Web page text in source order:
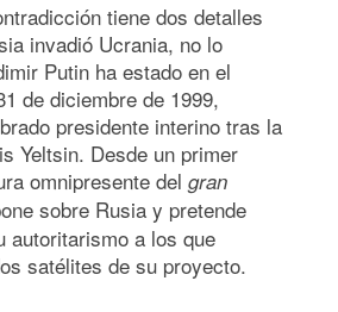
tiene dos detalles
invadió Ucrania, no lo
Putin ha estado en el
de diciembre de 1999,
presidente interino tras la
Yeltsin. Desde un primer
omnipresente del gran
sobre Rusia y pretende
autoritarismo a los que
satélites de su proyecto.